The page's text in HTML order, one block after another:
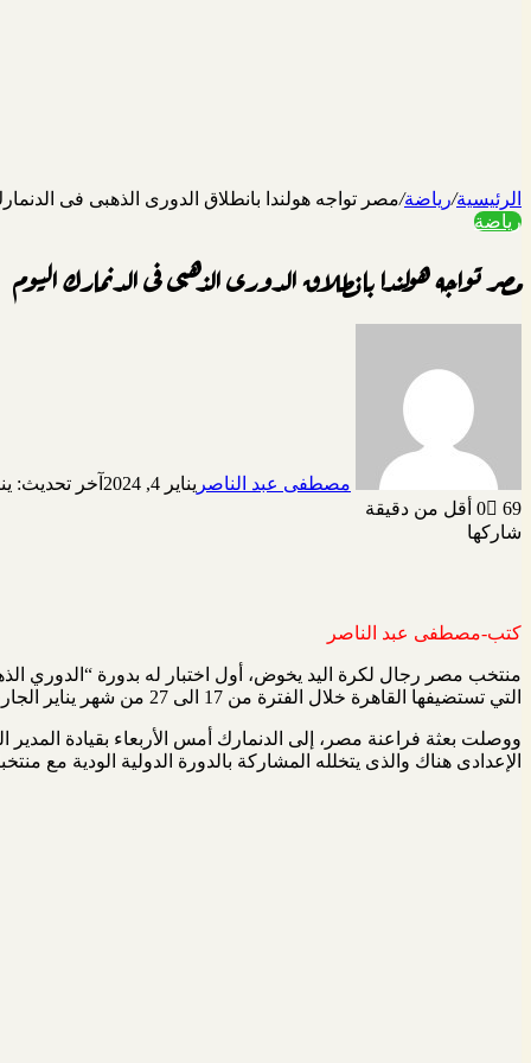
الرئيسية/رياضة/مصر تواجه هولندا بانطلاق الدورى الذهبى فى
رياضة
مصر تواجه هولندا بانطلاق الدورى الذهبى فى الدنمارك اليوم
مصطفى عبد الناصر يناير 4, 2024
آخر تحديث: يناير 4,
0
69
أقل من دقيقة
شاركها
كتب-مصطفى عبد الناصر
منتخب مصر رجال لكرة اليد يخوض، أول اختبار له بدورة “الدوري
التي تستضيفها القاهرة خلال الفترة من 17 الى 27 من شهر يناير الجاري، بمجمع الصالات المغطاة باستاد القاهرة الدولي.
ووصلت بعثة فراعنة مصر، إلى الدنمارك أمس الأربعاء بقيادة
الإعدادى هناك والذى يتخلله المشاركة بالدورة الدولية الودية مع